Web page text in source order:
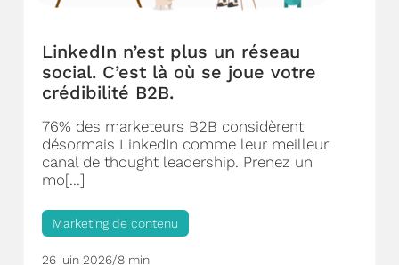
LinkedIn n’est plus un réseau
social. C’est là où se joue votre
crédibilité B2B.
76% des marketeurs B2B considèrent
désormais LinkedIn comme leur meilleur
canal de thought leadership. Prenez un
mo[...]
Marketing de contenu
26 juin 2026/8 min